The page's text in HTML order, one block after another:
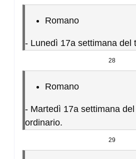
Romano
- Lunedì 17a settimana del
28
Romano
- Martedì 17a settimana
ordinario.
29